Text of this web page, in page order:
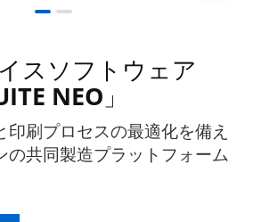
スソフトウェア
NEO」
印刷プロセスの最適化を備え
の共同製造プラットフォーム